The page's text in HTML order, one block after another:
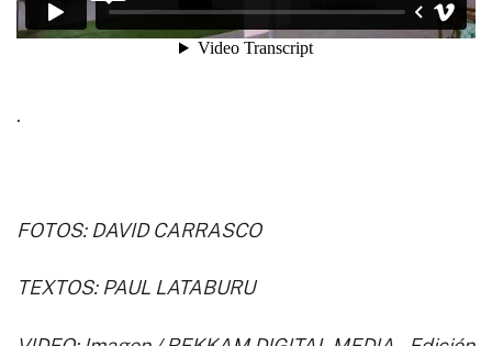
.
FOTOS: DAVID CARRASCO
TEXTOS: PAUL LATABURU